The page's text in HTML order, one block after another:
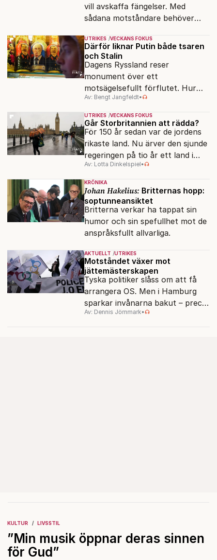
vill avskaffa fängelser. Med
sådana motståndare behöver
vänner.
UTRIKES VECKANS FOKUS
Därför liknar Putin både tsaren
och Stalin
Dagens Ryssland reser
monument över ett
motsägelsefullt förflutet. Hur
kunde två revolutioner förändra
hela samhället – utan att rubba
den ryska statsidén?
Av: Bengt Jangfeldt•
UTRIKES VECKANS FOKUS
Går Storbritannien att rädda?
För 150 år sedan var de jordens
rikaste land. Nu ärver den sjunde
regeringen på tio år ett land i
politiskt och ekonomiskt kaos.
Av: Lotta Dinkelspiel•
KRÖNIKA
Johan Hakelius: Britternas hopp:
soptunneansiktet
Britterna verkar ha tappat sin
humor och sin spefullhet mot de
anspråksfullt allvarliga.
AKTUELLT UTRIKES
Motståndet växer mot
jättemästerskapen
Tyska politiker slåss om att få
arrangera OS. Men i Hamburg
sparkar invånarna bakut – precis
som de gjort tidigare i Paris,
Av: Dennis Jörnmark•
KULTUR LIVSSTIL
”Min musik öppnar deras sinnen
för Gud”